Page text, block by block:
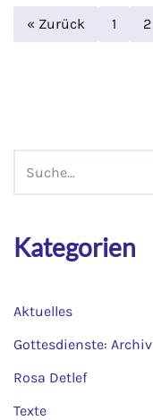
« Zurück 1 2
Kategorien
Aktuelles
Gottesdienste: Archiv
Rosa Detlef
Texte